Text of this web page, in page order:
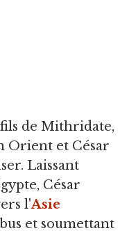
de Mithridate,
Orient et César
Laissant
César
l'Asie
et soumettant